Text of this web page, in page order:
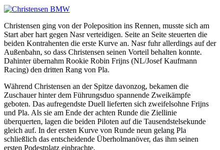
Christensen ging von der Poleposition ins Rennen, musste sich am
Start aber hart gegen Nasr verteidigen. Seite an Seite steuerten die
beiden Kontrahenten die erste Kurve an. Nasr fuhr allerdings auf der
Außenbahn, so dass Christensen seinen Vorteil behalten konnte.
Dahinter übernahm Rookie Robin Frijns (NL/Josef Kaufmann
Racing) den dritten Rang von Pla.
Während Christensen an der Spitze davonzog, bekamen die
Zuschauer hinter dem Führungsduo spannende Zweikämpfe
geboten. Das aufregendste Duell lieferten sich zweifelsohne Frijns
und Pla. Als sie am Ende der achten Runde die Ziellinie
überquerten, lagen die beiden Piloten auf die Tausendstelsekunde
gleich auf. In der ersten Kurve von Runde neun gelang Pla
schließlich das entscheidende Überholmanöver, das ihm seinen
ersten Podestplatz einbrachte.